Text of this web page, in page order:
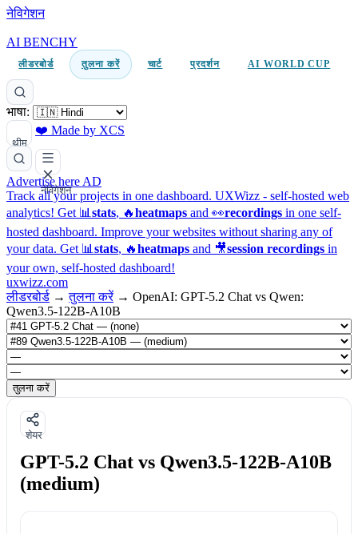
नेविगेशन
AI BENCHY
लीडरबोर्ड तुलना करें चार्ट प्रदर्शन AI WORLD CUP
भाषा:
थीम
❤️ Made by XCS
नेविगेशन
Advertise here AD
Track all your projects in one dashboard. UXWizz - self-hosted web
analytics! Get 📊 stats, 🔥heatmaps and 👀recordings in one self-
hosted dashboard. Improve your websites without sharing any of
your data. Get 📊 stats, 🔥heatmaps and 🎥session recordings in
your own, self-hosted dashboard!
uxwizz.com
लीडरबोर्ड → तुलना करें → OpenAI: GPT-5.2 Chat vs Qwen:
Qwen3.5-122B-A10B
तुलना करें
शेयर
GPT-5.2 Chat vs Qwen3.5-122B-A10B
(medium)